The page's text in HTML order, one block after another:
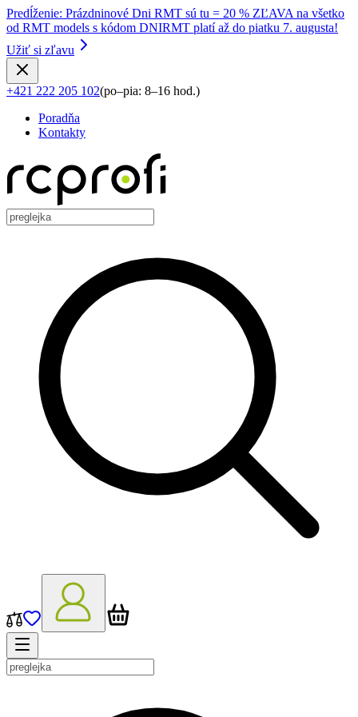
Predĺženie: Prázdninové Dni RMT sú tu = 20 % ZĽAVA na všetko
od RMT models s kódom DNIRMT platí až do piatku 7. augusta!
Užiť si zľavu
+421 222 205 102(po–pia: 8–16 hod.)
Poradňa
Kontakty